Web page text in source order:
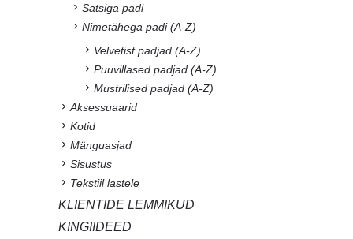
Satsiga padi
Nimetähega padi (A-Z)
Velvetist padjad (A-Z)
Puuvillased padjad (A-Z)
Mustrilised padjad (A-Z)
Aksessuaarid
Kotid
Mänguasjad
Sisustus
Tekstiil lastele
KLIENTIDE LEMMIKUD
KINGIIDEED